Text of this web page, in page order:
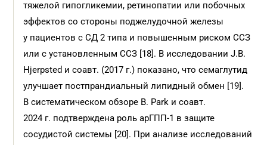
тяжелой гипогликемии, ретинопатии или побочных
эффектов со стороны поджелудочной железы
у пациентов с СД 2 типа и повышенным риском ССЗ
или с установленным ССЗ [18]. В исследовании J.B.
Hjerpsted и соавт. (2017 г.) показано, что семаглутид
улучшает постпрандиальный липидный обмен [19].
В систематическом обзоре B. Park и соавт.
2024 г. подтверждена роль арГПП-1 в защите
сосудистой системы [20]. При анализе исследований